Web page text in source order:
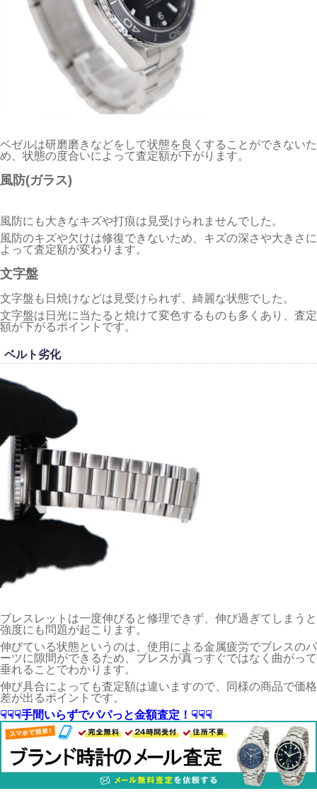
ベゼルは研磨磨きなどをして状態を良くすることができないた
め、状態の度合いによって査定額が下がります。
風防(ガラス)
風防にも大きなキズや打痕は見受けられませんでした。
風防のキズや欠けは修復できないため、キズの深さや大きさに
よって査定額が変わります。
文字盤
文字盤も日焼けなどは見受けられず、綺麗な状態でした。
文字盤は日光に当たると焼けて変色するものも多くあり、査定
額が下がるポイントです。
ベルト劣化
ブレスレットは一度伸びると修理できず、伸び過ぎてしまうと
強度にも問題が起こります。
伸びている状態というのは、使用による金属疲労でブレスのパ
ーツに隙間ができるため、ブレスが真っすぐではなく曲がって
垂れることでわかります。
伸び具合によっても査定額は違いますので、同様の商品で価格
差が出るポイントです。
☟☟☟手間いらずでパパっと金額査定！☟☟☟